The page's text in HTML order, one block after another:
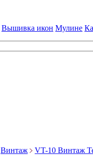
Вышивка икон Мулине
Винтаж VT-10 Винтаж